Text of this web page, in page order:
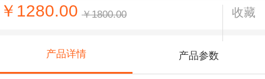
￥1280.00 ￥1800.00 收藏
产品详情 产品参数